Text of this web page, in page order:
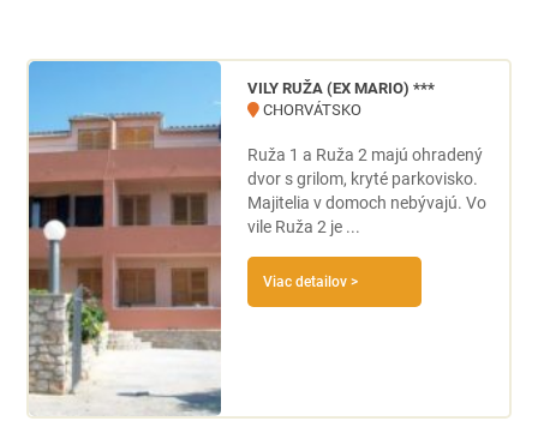
VILY RUŽA (EX MARIO) ***
CHORVÁTSKO
Ruža 1 a Ruža 2 majú ohradený
dvor s grilom, kryté parkovisko.
Majitelia v domoch nebývajú. Vo
vile Ruža 2 je ...
Viac detailov >